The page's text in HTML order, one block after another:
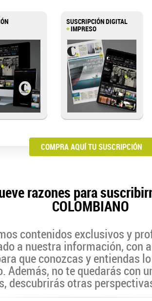
SUSCRIPCIÓN DIGITAL
+IMPRESO
COMPRA AQUÍ TU SUSCRIPCIÓN
razones para
COLOMBIANO
contenidos exclusivos y
a nuestra información, con
que conozcas y entiendas
Además, no te quedarás con
descubrirás otras